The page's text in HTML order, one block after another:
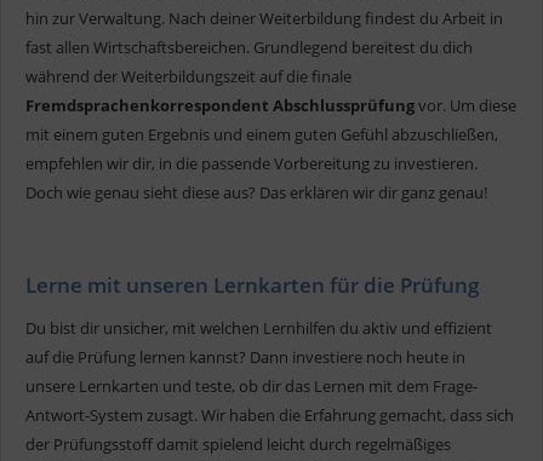
hin zur Verwaltung. Nach deiner Weiterbildung findest du Arbeit in
fast allen Wirtschaftsbereichen. Grundlegend bereitest du dich
während der Weiterbildungszeit auf die finale
Fremdsprachenkorrespondent Abschlussprüfungvor. Um diese
mit einem guten Ergebnis und einem guten Gefühl abzuschließen,
empfehlen wir dir, in die passende Vorbereitung zu investieren.
Doch wie genau sieht diese aus? Das erklären wir dir ganz genau!
Lerne mit unseren Lernkarten für die Prüfung
Du bist dir unsicher, mit welchen Lernhilfen du aktiv und effizient
auf die Prüfung lernen kannst? Dann investiere noch heute in
unsere Lernkarten und teste, ob dir das Lernen mit dem Frage-
Antwort-System zusagt. Wir haben die Erfahrung gemacht, dass sich
der Prüfungsstoff damit spielend leicht durch regelmäßiges